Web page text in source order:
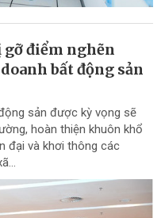
điểm nghẽn
bất động sản
sản được kỳ vọng sẽ
hoàn thiện khuôn khổ
đại và khơi thông các